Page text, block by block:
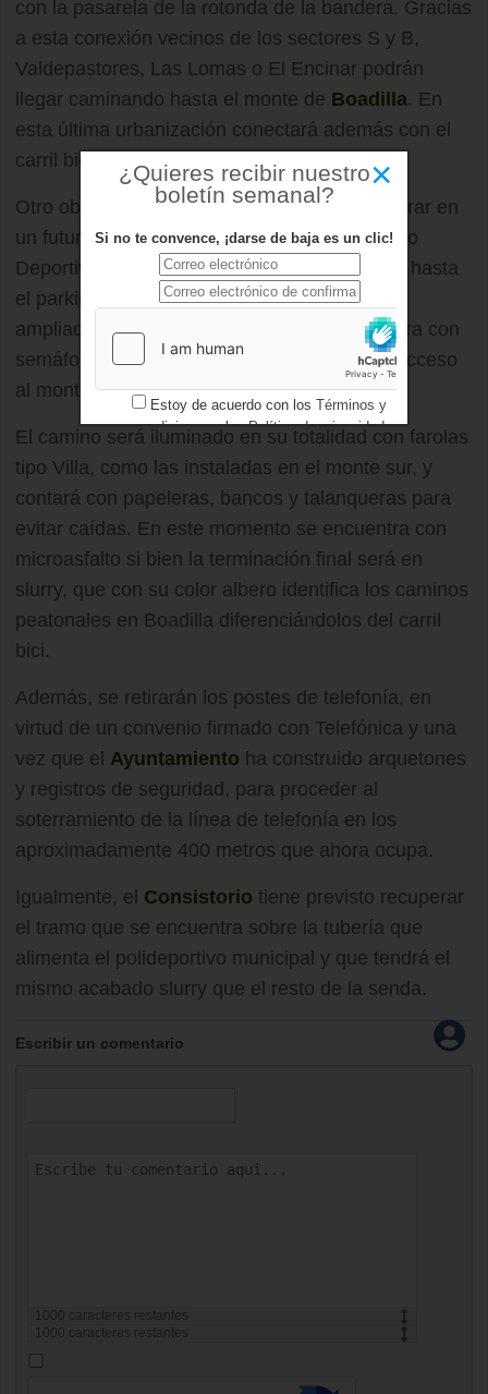
con la pasarela de la rotonda de la bandera. Gracias
a esta conexión vecinos de los sectores S y B,
Valdepastores, Las Lomas o El Encinar podrán
llegar caminando hasta el monte de Boadilla. En
esta última urbanización conectará además con el
carril bici.
Otro objetivo de esta actuación es el de mejorar en
un futuro próximo la conexión con el Complejo
Deportivo Municipal ya que el camino llegará hasta
el parking ubicado frente al mismo, que será
ampliado, donde se instalará un paso de cebra con
semáforo para aumentar la seguridad en el acceso
al monte.
El camino será iluminado en su totalidad con farolas
tipo Villa, como las instaladas en el monte sur, y
contará con papeleras, bancos y talanqueras para
evitar caídas. En este momento se encuentra con
microasfalto si bien la terminación final será en
slurry, que con su color albero identifica los caminos
peatonales en Boadilla diferenciándolos del carril
bici.
Además, se retirarán los postes de telefonía, en
virtud de un convenio firmado con Telefónica y una
vez que el Ayuntamiento ha construido arquetones
y registros de seguridad, para proceder al
soterramiento de la línea de telefonía en los
aproximadamente 400 metros que ahora ocupa.
Igualmente, el Consistorio tiene previsto recuperar
el tramo que se encuentra sobre la tubería que
alimenta el polideportivo municipal y que tendrá el
mismo acabado slurry que el resto de la senda.
Escribir un comentario
caracteres restantes
caracteres restantes
×
¿Quieres recibir nuestro
boletín semanal?
Si no te convence, ¡darse de baja es un clic!
Estoy de acuerdo con los Términos y
condicionesy losPolítica de privacidad